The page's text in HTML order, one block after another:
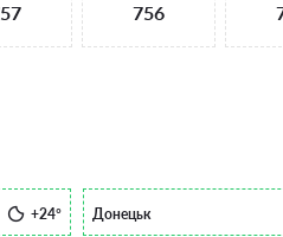
756
+24° Донецьк